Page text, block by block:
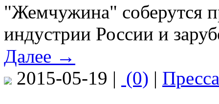
"Жемчужина" соберутся
индустрии России и
Далее →
2015-05-19 | (0) | Пресса